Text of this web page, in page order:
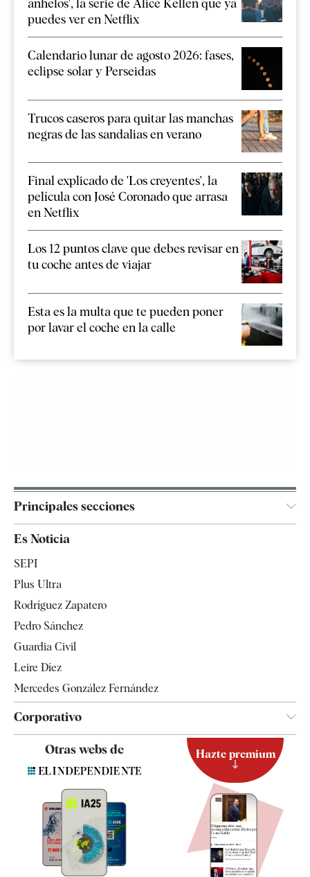
anhelos', la serie de Alice Kellen que ya
puedes ver en Netflix
Calendario lunar de agosto 2026: fases,
eclipse solar y Perseidas
Trucos caseros para quitar las manchas
negras de las sandalias en verano
Final explicado de 'Los creyentes', la
película con José Coronado que arrasa
en Netflix
Los 12 puntos clave que debes revisar en
tu coche antes de viajar
Esta es la multa que te pueden poner
por lavar el coche en la calle
Principales secciones
España
Televisión
Es Noticia
SEPI
Plus Ultra
Rodríguez Zapatero
Pedro Sánchez
Guardia Civil
Leire Díez
Mercedes González Fernández
Corporativo
Contacto
Quiénes somos
Especificaciones
Otras webs de Hazte premium